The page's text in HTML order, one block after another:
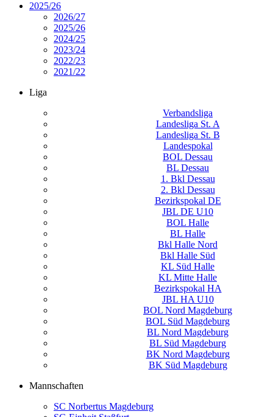
2025/26
2026/27
2025/26
2024/25
2023/24
2022/23
2021/22
Liga
Verbandsliga
Landesliga St. A
Landesliga St. B
Landespokal
BOL Dessau
BL Dessau
1. Bkl Dessau
2. Bkl Dessau
Bezirkspokal DE
JBL DE U10
BOL Halle
BL Halle
Bkl Halle Nord
Bkl Halle Süd
KL Süd Halle
KL Mitte Halle
Bezirkspokal HA
JBL HA U10
BOL Nord Magdeburg
BOL Süd Magdeburg
BL Nord Magdeburg
BL Süd Magdeburg
BK Nord Magdeburg
BK Süd Magdeburg
Mannschaften
SC Norbertus Magdeburg